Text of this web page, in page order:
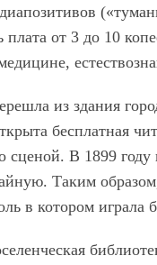
плата от 3 до 10
из здания
бесплатная
сценой. В 1899
Таким
в котором играла